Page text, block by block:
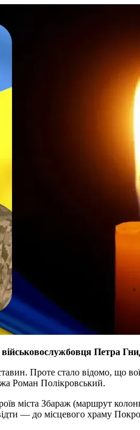
Петра
Проте стало відомо, що
Роман Полікровський.
міста Збараж (маршрут
— до місцевого храму